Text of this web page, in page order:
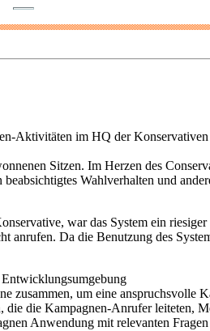
Aktivitäten im HQ der Konservativen
Sitzen. Im Herzen des
Wahlverhalten und
war das System ein
Da die Benutzung des
zusammen, um eine
die Kampagnen-Anrufer leiteten,
Anwendung mit relevanten